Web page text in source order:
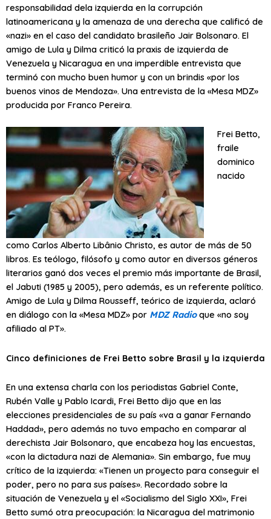
responsabilidad dela izquierda en la corrupción
latinoamericana y la amenaza de una derecha que calificó de
«nazi» en el caso del candidato brasileño Jair Bolsonaro. El
amigo de Lula y Dilma criticó la praxis de izquierda de
Venezuela y Nicaragua en una imperdible entrevista que
terminó con mucho buen humor y con un brindis «por los
buenos vinos de Mendoza». Una entrevista de la «Mesa MDZ»
producida por Franco Pereira.
Frei Betto,
fraile
dominico
nacido
como Carlos Alberto Libânio Christo, es autor de más de 50
libros. Es teólogo, filósofo y como autor en diversos géneros
literarios ganó dos veces el premio más importante de Brasil,
el Jabuti (1985 y 2005), pero además, es un referente político.
Amigo de Lula y Dilma Rousseff, teórico de izquierda, aclaró
en diálogo con la «Mesa MDZ» por MDZ Radioque «no soy
afiliado al PT».
Cinco definiciones de Frei Betto sobre Brasil y la izquierda
En una extensa charla con los periodistas Gabriel Conte,
Rubén Valle y Pablo Icardi, Frei Betto dijo que en las
elecciones presidenciales de su país «va a ganar Fernando
Haddad», pero además no tuvo empacho en comparar al
derechista Jair Bolsonaro, que encabeza hoy las encuestas,
«con la dictadura nazi de Alemania». Sin embargo, fue muy
crítico de la izquierda: «Tienen un proyecto para conseguir el
poder, pero no para sus países». Recordado sobre la
situación de Venezuela y el «Socialismo del Siglo XXI», Frei
Betto sumó otra preocupación: la Nicaragua del matrimonio